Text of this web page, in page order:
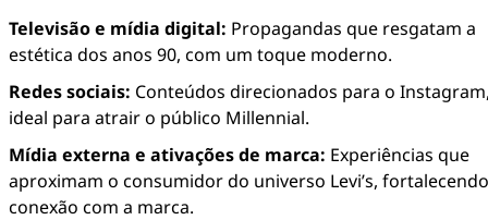
Televisão e mídia digital: Propagandas que resgatam a
estética dos anos 90, com um toque moderno.
Redes sociais: Conteúdos direcionados para o
ideal para atrair o público Millennial.
Mídia externa e ativações de marca: Experiências que
aproximam o consumidor do universo Levi’s,
conexão com a marca.